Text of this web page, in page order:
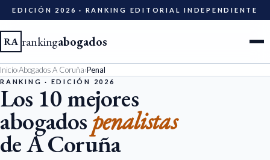
EDICIÓN 2026 · RANKING EDITORIAL INDEPENDIENTE
RA rankingabogados
Ciudades
Especialidades
Diccionario
Inicio›Abogados A Coruña›Penal
RANKING · EDICIÓN 2026
Los 10 mejores
abogadospenalistas
de A Coruña